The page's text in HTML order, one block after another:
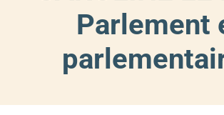
Parlement